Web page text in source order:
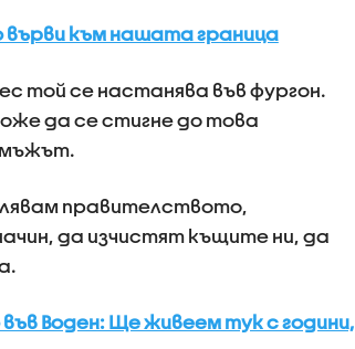
върви към нашата граница
той се настанява във фургон.
да се стигне до това
мъжът.
правителството,
да изчистят къщите ни, да
Воден: Ще живеем тук с години,